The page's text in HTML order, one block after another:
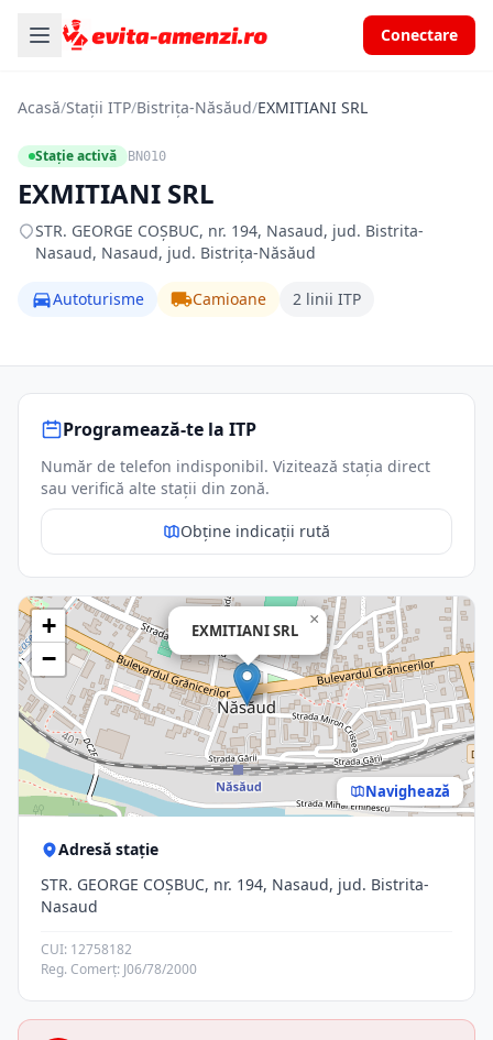
Conectare
Acasă/Stații ITP/Bistrița-Năsăud/EXMITIANI SRL
Stație activă BN010
EXMITIANI SRL
STR. GEORGE COŞBUC, nr. 194, Nasaud, jud. Bistrita-
Nasaud, Nasaud, jud. Bistrița-Năsăud
Autoturisme Camioane 2 linii ITP
Programează-te la ITP
Număr de telefon indisponibil. Vizitează stația direct
sau verifică alte stații din zonă.
Obține indicații rută
EXMITIANI SRL
×
+
−
Navighează
Adresă stație
STR. GEORGE COŞBUC, nr. 194, Nasaud, jud. Bistrita-
Nasaud
CUI: 12758182
Reg. Comerț: J06/78/2000